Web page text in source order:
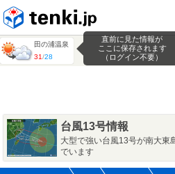
田の浦温泉
31/28
直前に見た情報が
ここに保存されます
（ログイン不要）
台風13号情報
大型で強い台風13号が南大東
でいます